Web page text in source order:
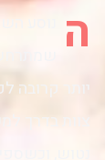
ה
יותר קרובה
צוות בדרך
נטוש,